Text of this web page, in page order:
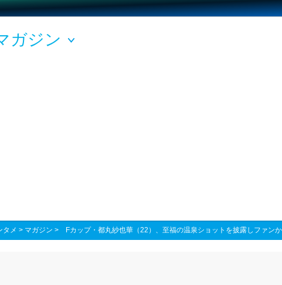
ガジン
タメ > マガジン > Fカップ・都丸紗也華（22）、至福の温泉ショットを披露しファン